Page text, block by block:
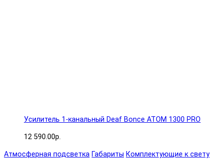
Усилитель 1-канальный Deaf Bonce ATOM 1300 PRO
12 590.00р.
Атмосферная подсветка Габариты Комплектующие к свету